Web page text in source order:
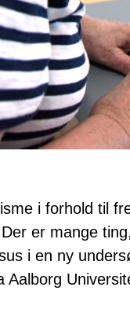
i forhold til
er mange
i en ny
Aalborg